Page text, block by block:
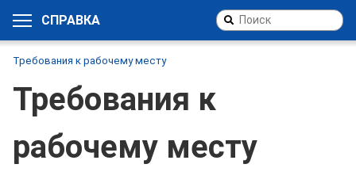
СПРАВКА
Требования к рабочему месту
Требования к
рабочему месту